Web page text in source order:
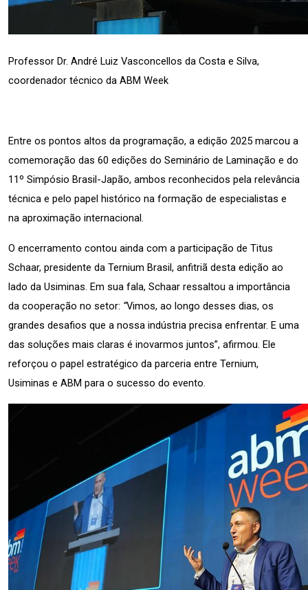
Professor Dr. André Luiz Vasconcellos da Costa e Silva,
coordenador técnico da ABM Week
Entre os pontos altos da programação, a edição 2025 marcou a
comemoração das 60 edições do Seminário de Laminação e do
11º Simpósio Brasil-Japão, ambos reconhecidos pela relevância
técnica e pelo papel histórico na formação de especialistas e
na aproximação internacional.
O encerramento contou ainda com a participação de Titus
Schaar, presidente da Ternium Brasil, anfitriã desta edição ao
lado da Usiminas. Em sua fala, Schaar ressaltou a importância
da cooperação no setor: “Vimos, ao longo desses dias, os
grandes desafios que a nossa indústria precisa enfrentar. E uma
das soluções mais claras é inovarmos juntos”, afirmou. Ele
reforçou o papel estratégico da parceria entre Ternium,
Usiminas e ABM para o sucesso do evento.